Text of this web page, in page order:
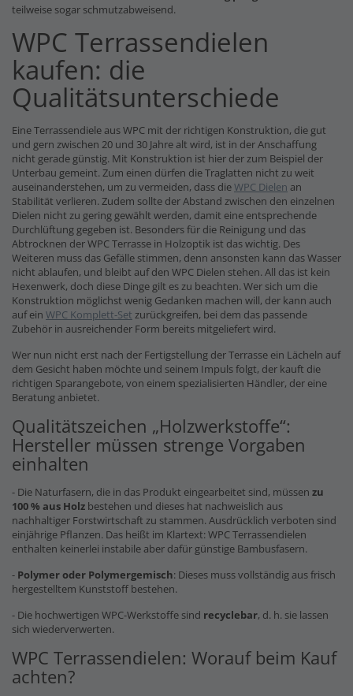
teilweise sogar schmutzabweisend.
WPC Terrassendielen
kaufen: die
Qualitätsunterschiede
Eine Terrassendiele aus WPC mit der richtigen Konstruktion, die gut
und gern zwischen 20 und 30 Jahre alt wird, ist in der Anschaffung
nicht gerade günstig. Mit Konstruktion ist hier der zum Beispiel der
Unterbau gemeint. Zum einen dürfen die Traglatten nicht zu weit
auseinanderstehen, um zu vermeiden, dass dieWPC Dielen an
Stabilität verlieren. Zudem sollte der Abstand zwischen den einzelnen
Dielen nicht zu gering gewählt werden, damit eine entsprechende
Durchlüftung gegeben ist. Besonders für die Reinigung und das
Abtrocknen der WPC Terrasse in Holzoptik ist das wichtig. Des
Weiteren muss das Gefälle stimmen, denn ansonsten kann das Wasser
nicht ablaufen, und bleibt auf den WPC Dielen stehen. All das ist kein
Hexenwerk, doch diese Dinge gilt es zu beachten. Wer sich um die
Konstruktion möglichst wenig Gedanken machen will, der kann auch
auf ein WPC Komplett-Set zurückgreifen, bei dem das passende
Zubehör in ausreichender Form bereits mitgeliefert wird.
Wer nun nicht erst nach der Fertigstellung der Terrasse ein Lächeln auf
dem Gesicht haben möchte und seinem Impuls folgt, der kauft die
richtigen Sparangebote, von einem spezialisierten Händler, der eine
Beratung anbietet.
Qualitätszeichen „Holzwerkstoffe“:
Hersteller müssen strenge Vorgaben
einhalten
- Die Naturfasern, die in das Produkt eingearbeitet sind, müssen zu
100 % aus Holz bestehen und dieses hat nachweislich aus
nachhaltiger Forstwirtschaft zu stammen. Ausdrücklich verboten sind
einjährige Pflanzen. Das heißt im Klartext: WPC Terrassendielen
enthalten keinerlei instabile aber dafür günstige Bambusfasern.
- Polymer oder Polymergemisch: Dieses muss vollständig aus frisch
hergestelltem Kunststoff bestehen.
- Die hochwertigen WPC-Werkstoffe sind recyclebar, d. h. sie lassen
sich wiederverwerten.
WPC Terrassendielen: Worauf beim Kauf
achten?